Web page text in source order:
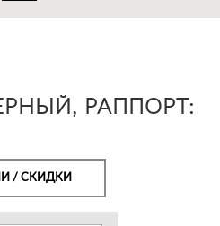
РАППОРТ:
/ СКИДКИ